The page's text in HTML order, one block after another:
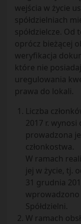
wejścia w życie
spółdzielniach
spółdzielcze. Od
oprócz bieżącej
weryfikacja
które nie
uregulowania
prawa do lokali.
Liczba
2017 r. wynosi
prowadzona
członkostwa.
W ramach
jej w życie, tj.
31 grudnia
wprowadzono
Spółdzielni.
W ramach